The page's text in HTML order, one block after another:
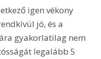
igen vékony
jó, és a
gyakorlatilag nem
legalább 5